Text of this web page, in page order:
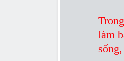
làm